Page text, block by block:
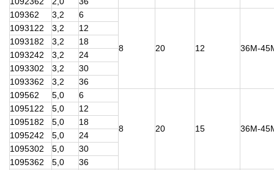
109362
3,2 6
8 20 12 36М-
1093122 3,2
12
1093182
3,2
18
1093242
3,2
24
1093302
3,2
30
1093362
3,2
36
109562
5,0 6
8 20 15 36М-
1095122 5,0
12
1095182
5,0
18
1095242
5,0
24
1095302
5,0
30
1095362
5,0
36